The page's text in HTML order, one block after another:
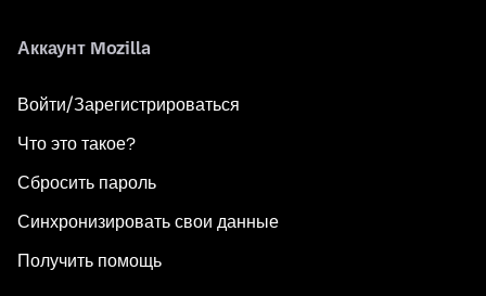
Аккаунт Mozilla
Войти/Зарегистрироваться
Что это такое?
Сбросить пароль
Синхронизировать свои данные
Получить помощь